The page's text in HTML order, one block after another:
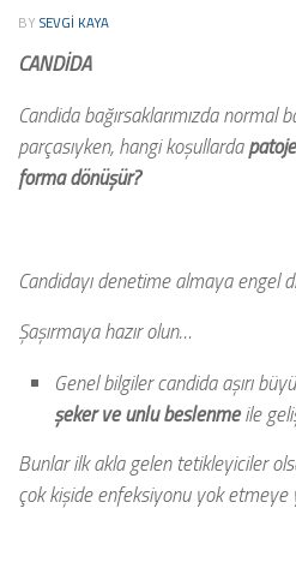
BY SEVGI KAYA
CANDİDA
Candida bağırsaklarımızda
parçasıyken, hangi koşullarda
forma dönüşür?
Candidayı denetime almaya engel
Şaşırmaya hazır olun…
Genel bilgiler candida aşırı
şeker ve unlu beslenmeile
Bunlar ilk akla gelen tetikleyiciler
çok kişide enfeksiyonu yok etmeye